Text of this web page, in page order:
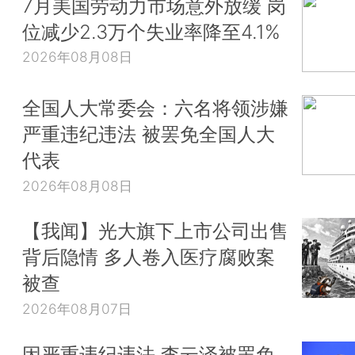
7月美国劳动力市场意外放缓 岗
位减少2.3万个失业率降至4.1%
2026年08月08日
全国人大常委会：六名将领涉嫌
严重违纪违法 被罢免全国人大
代表
2026年08月08日
【我闻】光大旗下上市公司出售
背后隐情 多人卷入医疗腐败案
被查
2026年08月07日